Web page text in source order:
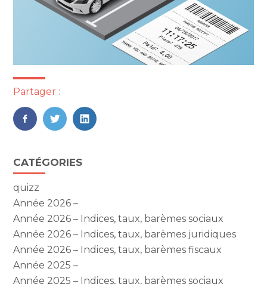
Partager :
FaceBook
TwitterLinkedIn
Blog
sidebar
CATÉGORIES
quizz
Année 2026 –
Année 2026 – Indices, taux, barèmes sociaux
Année 2026 – Indices, taux, barèmes juridiques
Année 2026 – Indices, taux, barèmes fiscaux
Année 2025 –
Année 2025 – Indices, taux, barèmes sociaux